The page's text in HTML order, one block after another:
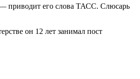
приводит его слова ТАСС. Слюсарь
он 12 лет занимал пост